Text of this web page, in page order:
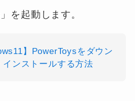
を起動します。
】PowerToysをダウン
インストールする方法